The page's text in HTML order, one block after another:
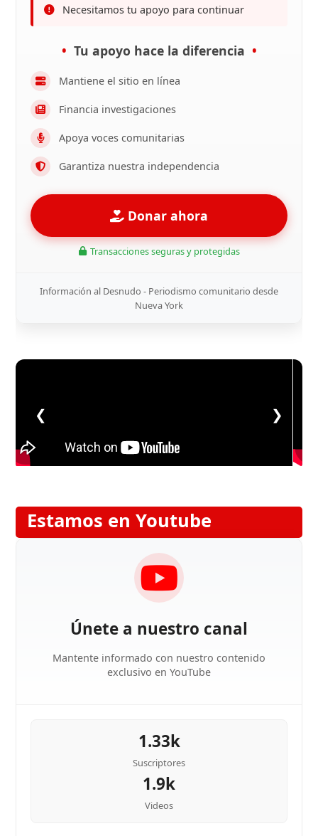
Necesitamos tu apoyo para continuar
Tu apoyo hace la diferencia
Mantiene el sitio en línea
Financia investigaciones
Apoya voces comunitarias
Garantiza nuestra independencia
Donar ahora
Transacciones seguras y protegidas
Información al Desnudo - Periodismo comunitario desde
Nueva York
❮ ❯
Estamos en Youtube
Únete a nuestro canal
Mantente informado con nuestro contenido
exclusivo en YouTube
1.33k
Suscriptores
1.9k
Videos